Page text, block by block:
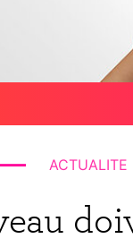
ACTUALITE